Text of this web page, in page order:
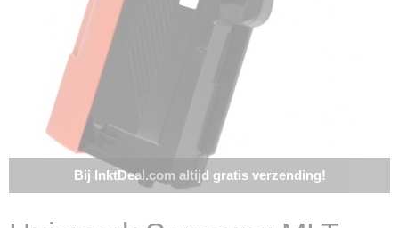
Bij InktDeal.com altijd gratis verzending!